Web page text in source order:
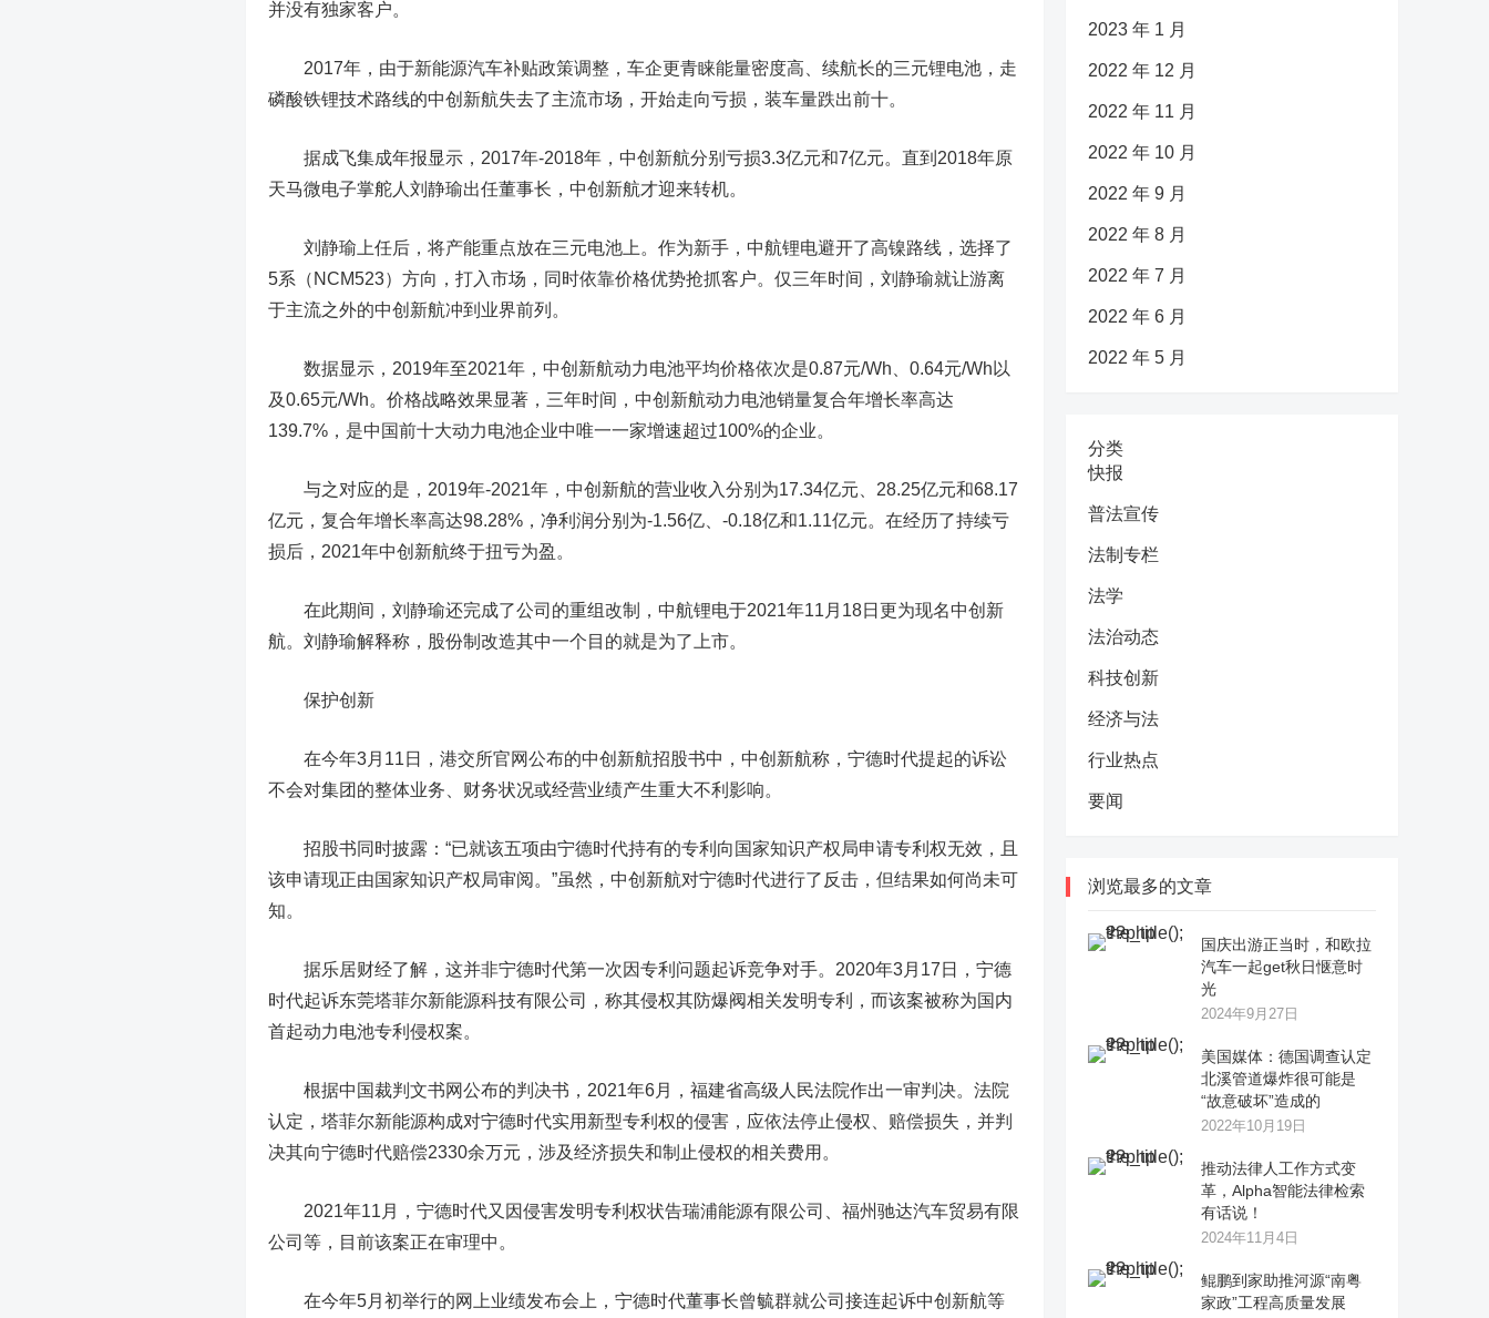
并没有独家客户。
2017年，由于新能源汽车补贴政策调整，车企更青睐能量密度高、续航长的三元锂电池，走
磷酸铁锂技术路线的中创新航失去了主流市场，开始走向亏损，装车量跌出前十。
据成飞集成年报显示，2017年-2018年，中创新航分别亏损3.3亿元和7亿元。 直到2018年原
天马微电子掌舵人刘静瑜出任董事长，中创新航才迎来转机。
刘静瑜上任后，将产能重点放在三元电池上。作为新手，中航锂电避开了高镍路线，选择了
5系（NCM523）方向，打入市场，同时依靠价格优势抢抓客户。仅三年时间，刘静瑜就让游离
于主流之外的中创新航冲到业界前列。
数据显示，2019年至2021年，中创新航动力电池平均价格依次是0.87元/Wh、0.64元/Wh以
及0.65元/Wh。价格战略效果显著，三年时间，中创新航动力电池销量复合年增长率高达
139.7%，是中国前十大动力电池企业中唯一一家增速超过100%的企业。
与之对应的是，2019年-2021年，中创新航的营业收入分别为17.34亿元、28.25亿元和68.17
亿元，复合年增长率高达98.28%，净利润分别为-1.56亿、-0.18亿和1.11亿元。在经历了持续亏
损后，2021年中创新航终于扭亏为盈。
在此期间，刘静瑜还完成了公司的重组改制，中航锂电于2021年11月18日更为现名中创新
航。刘静瑜解释称，股份制改造其中一个目的就是为了上市。
保护创新
在今年3月11日，港交所官网公布的中创新航招股书中，中创新航称，宁德时代提起的诉讼
不会对集团的整体业务、财务状况或经营业绩产生重大不利影响。
招股书同时披露：“已就该五项由宁德时代持有的专利向国家知识产权局申请专利权无效，且
该申请现正由国家知识产权局审阅。”虽然，中创新航对宁德时代进行了反击，但结果如何尚未可
知。
据乐居财经了解， 这并非宁德时代第一次因专利问题起诉竞争对手。 2020年3月17日，宁德
时代起诉东莞塔菲尔新能源科技有限公司，称其侵权其防爆阀相关发明专利，而该案被称为国内
首起动力电池专利侵权案。
根据中国裁判文书网公布的判决书，2021年6月，福建省高级人民法院作出一审判决。法院
认定，塔菲尔新能源构成对宁德时代实用新型专利权的侵害，应依法停止侵权、赔偿损失，并判
决其向宁德时代赔偿2330余万元，涉及经济损失和制止侵权的相关费用。
2021年11月，宁德时代又因侵害发明专利权状告瑞浦能源有限公司、福州驰达汽车贸易有限
公司等，目前该案正在审理中。
在今年5月初举行的网上业绩发布会上，宁德时代董事长曾毓群就公司接连起诉中创新航等
2023 年 1 月
2022 年 12 月
2022 年 11 月
2022 年 10 月
2022 年 9 月
2022 年 8 月
2022 年 7 月
2022 年 6 月
2022 年 5 月
分类
快报
普法宣传
法制专栏
法学
法治动态
科技创新
经济与法
行业热点
要闻
浏览最多的文章
国庆出游正当时，和欧拉
汽车一起get秋日惬意时
光
2024年9月27日
美国媒体：德国调查认定
北溪管道爆炸很可能是
“故意破坏”造成的
2022年10月19日
推动法律人工作方式变
革，Alpha智能法律检索
有话说！
2024年11月4日
鲲鹏到家助推河源“南粤
家政”工程高质量发展